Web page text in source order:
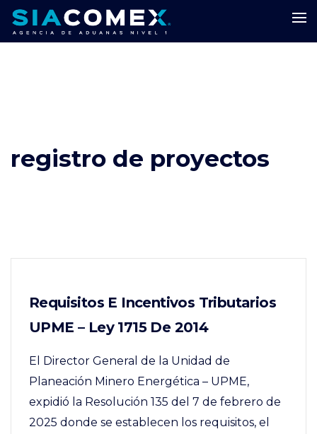
registro de proyectos
Requisitos E Incentivos Tributarios
UPME – Ley 1715 De 2014
El Director General de la Unidad de
Planeación Minero Energética – UPME,
expidió la Resolución 135 del 7 de febrero de
2025 donde se establecen los requisitos, el